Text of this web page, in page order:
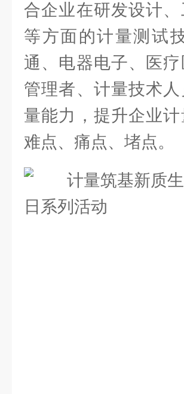
合企业在研发设计
等方面的计量测试
通、电器电子、医
管理者、计量技术
量能力，提升企业
难点、痛点、堵点。